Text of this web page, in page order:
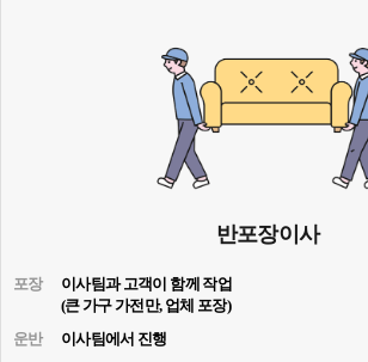
반포장이사
포장
이사팀과 고객이 함께 작업
(큰 가구 가전만, 업체 포장)
운반
이사팀에서 진행